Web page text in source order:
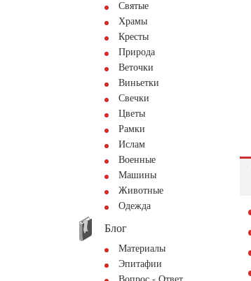
Святые
Храмы
Кресты
Природа
Веточки
Виньетки
Свечки
Цветы
Рамки
Ислам
Военные
Машины
Животные
Одежда
Блог
Материалы
Эпитафии